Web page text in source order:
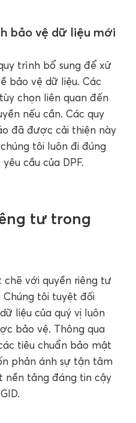
bảo vệ dữ liệu mới
trình bổ sung để xử
bảo vệ dữ liệu. Các
chọn liên quan đến
nếu cần. Các quy
đã được cải thiện này
tôi luôn đi đúng
cầu của DPF.
tư trong
chẽ với quyền riêng tư
tôi tuyệt đối
liệu của quý vị luôn
bảo vệ. Thông qua
tiêu chuẩn bảo mật
phản ánh sự tận tâm
nền tảng đáng tin cậy